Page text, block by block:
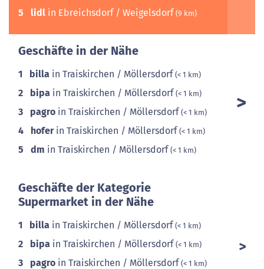
5 lidl in Ebreichsdorf / Weigelsdorf (9 km)
Geschäfte in der Nähe
1 billa in Traiskirchen / Möllersdorf(< 1 km)
2 bipa in Traiskirchen / Möllersdorf(< 1 km)
3 pagro in Traiskirchen / Möllersdorf(< 1 km)
4 hoferin Traiskirchen / Möllersdorf(< 1 km)
5 dm in Traiskirchen / Möllersdorf(< 1 km)
Geschäfte der Kategorie
Supermarket in der Nähe
1 billa in Traiskirchen / Möllersdorf(< 1 km)
2 bipa in Traiskirchen / Möllersdorf(< 1 km)
3 pagro in Traiskirchen / Möllersdorf(< 1 km)